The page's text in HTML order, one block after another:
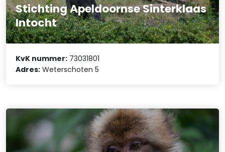
Stichting Apeldoornse Sinterklaas
Intocht
KvK nummer: 73031801
Adres: Weterschoten 5